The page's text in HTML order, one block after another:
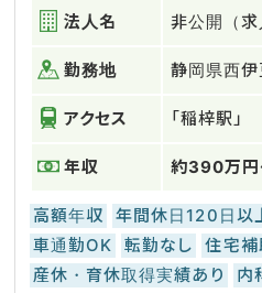
法人名 非公開（
勤務地 静岡県西伊
アクセス 「稲梓駅」
年収 約390万
高額年収 年間休日120日以
車通勤OK
転勤なし
住宅補
産休・育休取得実績あり
内